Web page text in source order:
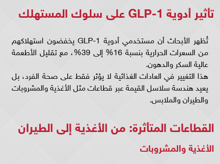
تأثير أدوية GLP-1 على سلوك المستهلك
تُظهر الأبحاث أن مستخدمي أدوية GLP-1 يخفضون استهلاكهم
من السعرات الحرارية بنسبة 16% إلى 39%، مع تقليل الأطعمة
عالية السكر والدهون.
هذا التغيير في العادات الغذائية لا يؤثر فقط على صحة الفرد، بل
يعيد هندسة سلاسل القيمة عبر قطاعات مثل الأغذية والمشروبات
والطيران والملابس.
القطاعات المتأثرة: من الأغذية إلى الطيران
الأغذية والمشروبات